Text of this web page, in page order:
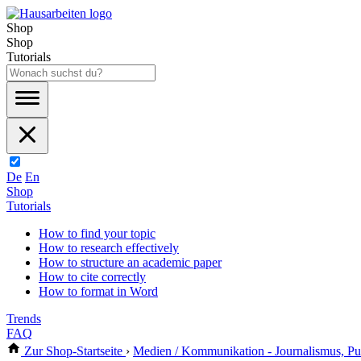
Shop
Shop
Tutorials
De En
Shop
Tutorials
How to find your topic
How to research effectively
How to structure an academic paper
How to cite correctly
How to format in Word
Trends
FAQ
Zur Shop-Startseite › Medien / Kommunikation - Journalismus,